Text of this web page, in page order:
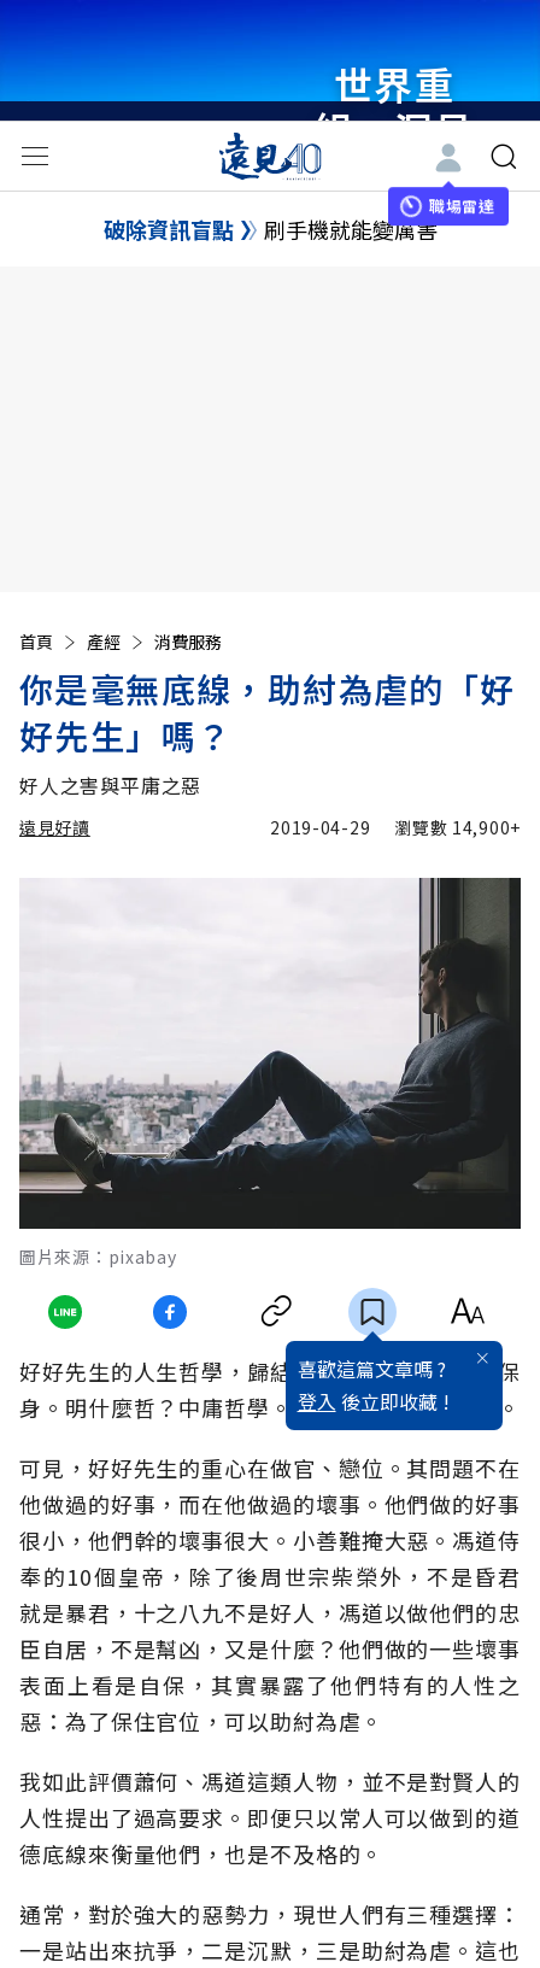
世界重
組・洞見
未來 與
世界領袖
職場雷達
破除資訊盲點 刷手機就能變厲害
首頁 產經 消費服務
你是毫無底線，助紂為虐的「好
好先生」嗎？
好人之害與平庸之惡
遠見好讀 2019-04-29 瀏覽數 14,900+
圖片來源：pixabay
喜歡這篇文章嗎 ?
登入 後立即收藏 !
好好先生的人生哲學，歸結起來就四個字：明哲保
身。明什麼哲？中庸哲學。保什麼身？官宦之身。
可見，好好先生的重心在做官、戀位。其問題不在
他做過的好事，而在他做過的壞事。他們做的好事
很小，他們幹的壞事很大。小善難掩大惡。馮道侍
奉的10個皇帝，除了後周世宗柴榮外，不是昏君
就是暴君，十之八九不是好人，馮道以做他們的忠
臣自居，不是幫凶，又是什麼？他們做的一些壞事
表面上看是自保，其實暴露了他們特有的人性之
惡：為了保住官位，可以助紂為虐。
我如此評價蕭何、馮道這類人物，並不是對賢人的
人性提出了過高要求。即便只以常人可以做到的道
德底線來衡量他們，也是不及格的。
通常，對於強大的惡勢力，現世人們有三種選擇：
一是站出來抗爭，二是沉默，三是助紂為虐。這也